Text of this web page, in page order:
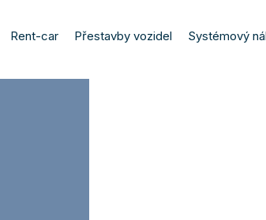
Rent-car Přestavby vozidel Systémový